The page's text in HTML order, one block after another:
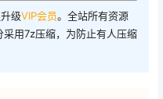
级VIP会员。全站所有资源
采用7z压缩，为防止有人压缩